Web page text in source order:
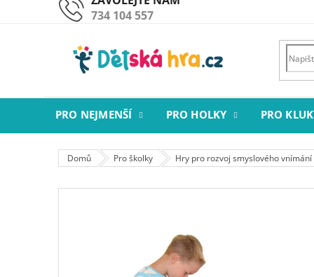
734 104 557
PRO NEJMENŠÍ PRO HOLKY PRO
Domů Pro školky Hry pro rozvoj smyslového vnímání